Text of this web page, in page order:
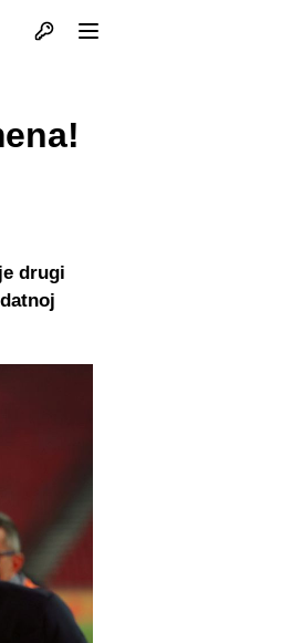
Otvori profil
drugi